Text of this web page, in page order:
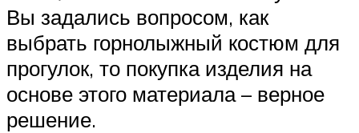
Вы задались вопросом, как
выбрать горнолыжный костюм для
прогулок, то покупка изделия на
основе этого материала – верное
решение.